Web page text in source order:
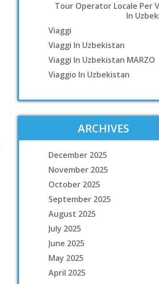
Tour Operator Locale Per
In
Viaggi
Viaggi In Uzbekistan
Viaggi In Uzbekistan MARZO
Viaggio In Uzbekistan
ARCHIVES
December 2025
November 2025
October 2025
September 2025
August 2025
July 2025
June 2025
May 2025
April 2025